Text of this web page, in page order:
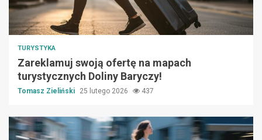
TURYSTYKA
Zareklamuj swoją ofertę na mapach
turystycznych Doliny Baryczy!
Tomasz Zieliński 25 lutego 2026 437